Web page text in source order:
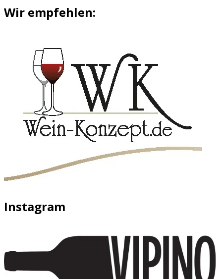
Wir empfehlen:
Instagram